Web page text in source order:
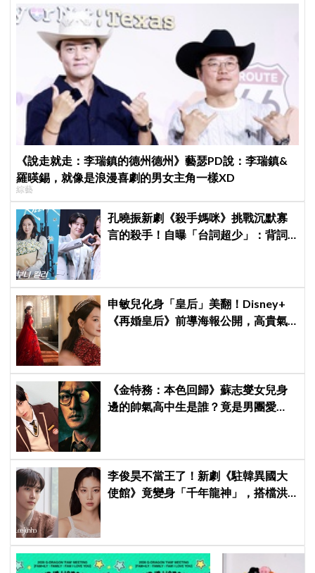
《說走就走：李瑞鎮的德州德州》藝瑟PD說：李瑞鎮&
羅暎錫，就像是浪漫喜劇的男女主角一樣XD
綜藝
孔曉振新劇《殺手媽咪》挑戰沉默寡
言的殺手！自曝「台詞超少」：背詞
申敏兒化身「皇后」美翻！Disney+
《再婚皇后》前導海報公開，高貴氣
《金特務：本色回歸》蘇志燮女兒身
邊的帥氣高中生是誰？竟是男團愛
李俊昊不當王了！新劇《駐韓異國大
使館》竟變身「千年龍神」，搭檔洪